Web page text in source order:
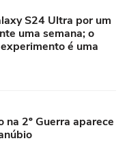
S24 Ultra por um
uma semana; o
é uma
na 2º Guerra aparece